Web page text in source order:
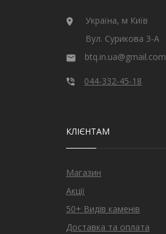
Україна, м Київ
Вул. Сурикова 3-А
btq.in.ua@gmail.com
044-332-45-18
КЛІЄНТАМ
Магазин
Акції
50+ Видів каменів
Доставка та оплата